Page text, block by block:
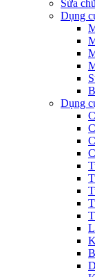
Sửa
Dụng
Dụng